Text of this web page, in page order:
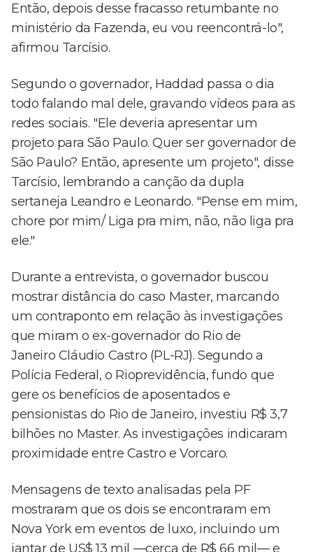
Então, depois desse fracasso retumbante no
ministério da Fazenda, eu vou reencontrá-lo",
afirmou Tarcísio.
Segundo o governador, Haddad passa o dia
todo falando mal dele, gravando vídeos para as
redes sociais. "Ele deveria apresentar um
projeto para São Paulo. Quer ser governador de
São Paulo? Então, apresente um projeto", disse
Tarcísio, lembrando a canção da dupla
sertaneja Leandro e Leonardo. "Pense em mim,
chore por mim/ Liga pra mim, não, não liga pra
ele."
Durante a entrevista, o governador buscou
mostrar distância do caso Master, marcando
um contraponto em relação às investigações
que miram o ex-governador do Rio de
Janeiro Cláudio Castro (PL-RJ). Segundo a
Polícia Federal, o Rioprevidência, fundo que
gere os benefícios de aposentados e
pensionistas do Rio de Janeiro, investiu R$ 3,7
bilhões no Master. As investigações indicaram
proximidade entre Castro e Vorcaro.
Mensagens de texto analisadas pela PF
mostraram que os dois se encontraram em
Nova York em eventos de luxo, incluindo um
jantar de US$ 13 mil —cerca de R$ 66 mil— e